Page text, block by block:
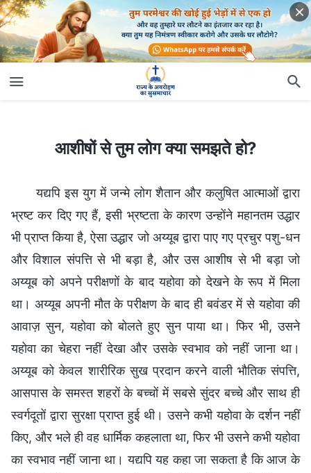
आशीषों से तुम लोग क्या समझते हो?
यद्यपि इस युग में जन्मे लोग शैतान और कलुषित आत्माओं द्वारा
भ्रष्ट कर दिए गए हैं, इसी भ्रष्टता के कारण उन्होंने महानतम उद्धार
भी प्राप्त किया है, ऐसा उद्धार जो अय्यूब द्वारा पाए गए प्रचुर पशु-धन
और विशाल संपत्ति से भी बड़ा है, और उस आशीष से भी बड़ा जो
अय्यूब को अपने परीक्षणों के बाद यहोवा को देखने के रूप में मिला
था। अय्यूब अपनी मौत के परीक्षण के बाद ही बवंडर में से यहोवा की
आवाज़ सुन, यहोवा को बोलते हुए सुन पाया था। फिर भी, उसने
यहोवा का चेहरा नहीं देखा और उसके स्वभाव को नहीं जाना था।
अय्यूब को केवल शारीरिक सुख प्रदान करने वाली भौतिक संपत्ति,
आसपास के समस्त शहरों के बच्चों में सबसे सुंदर बच्चे और साथ ही
स्वर्गदूतों द्वारा सुरक्षा प्राप्त हुई थी। उसने कभी यहोवा के दर्शन नहीं
किए, और भले ही वह धार्मिक कहलाता था, फिर भी उसने कभी यहोवा
का स्वभाव नहीं जाना था। यद्यपि यह कहा जा सकता है कि आज के